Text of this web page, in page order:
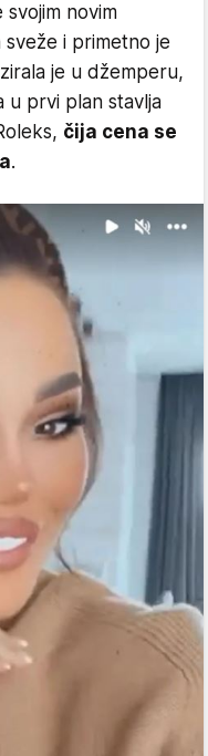
novim
sveže i primetno je
je u džemperu,
u prvi plan stavlja
čija cena se
.